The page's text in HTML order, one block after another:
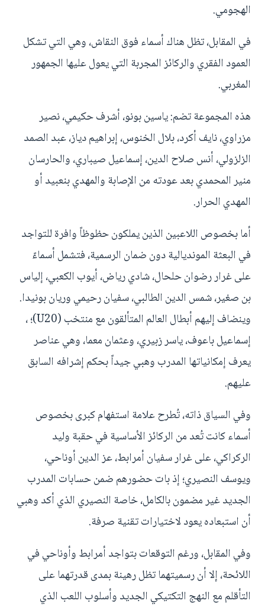
الهجومي.
في المقابل، تظل هناك أسماء فوق النقاش، وهي التي تشكل
العمود الفقري والركائز المجربة التي يعول عليها الجمهور
المغربي.
هذه المجموعة تضم: ياسين بونو، أشرف حكيمي، نصير
مزراوي، نايف أكرد، بلال الخنوس، إبراهيم دياز، عبد الصمد
الزلزولي، أنس صلاح الدين، إسماعيل صيباري، والحارسان
منير المحمدي بعد عودته من الإصابة والمهدي بنعبيد أو
المهدي الحرار.
أما بخصوص اللاعبين الذين يملكون حظوظاً وافرة للتواجد
في البعثة المونديالية دون ضمان الرسمية، فتشمل أسماءً
على غرار رضوان حلحال، شادي رياض، أيوب الكعبي، إلياس
بن صغير، شمس الدين الطالبي، سفيان رحيمي وريان بونيدا.
وينضاف إليهم أبطال العالم المتألقون مع منتخب (U20)؛ ،
إسماعيل باعوف، ياسر زبيري، وعثمان معما، وهي عناصر
يعرف إمكانياتها المدرب وهبي جيداً بحكم إشرافه السابق
عليهم.
وفي السياق ذاته، تُطرح علامة استفهام كبرى بخصوص
أسماء كانت تُعد من الركائز الأساسية في حقبة وليد
الركراكي، على غرار سفيان أمرابط، عز الدين أوناحي،
ويوسف النصيري؛ إذ بات حضورهم ضمن حسابات المدرب
الجديد غير مضمون بالكامل، خاصة النصيري الذي أكد وهبي
أن استبعاده يعود لاختيارات تقنية صرفة.
وفي المقابل، ورغم التوقعات بتواجد أمرابط وأوناحي في
اللائحة، إلا أن رسميتهما تظل رهينة بمدى قدرتهما على
التأقلم مع النهج التكتيكي الجديد وأسلوب اللعب الذي